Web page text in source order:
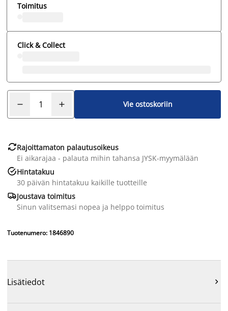
Toimitus
Click & Collect
Vie ostoskoriin
Rajoittamaton palautusoikeus
Ei aikarajaa - palauta mihin tahansa JYSK-myymälään
Hintatakuu
30 päivän hintatakuu kaikille tuotteille
Joustava toimitus
Sinun valitsemasi nopea ja helppo toimitus
Tuotenumero: 1846890
Lisätiedot 